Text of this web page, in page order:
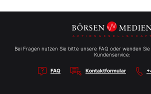
Bei Fragen nutzen Sie bitte unsere FAQ oder wenden
Kundenservice:
FAQ Kontaktformular